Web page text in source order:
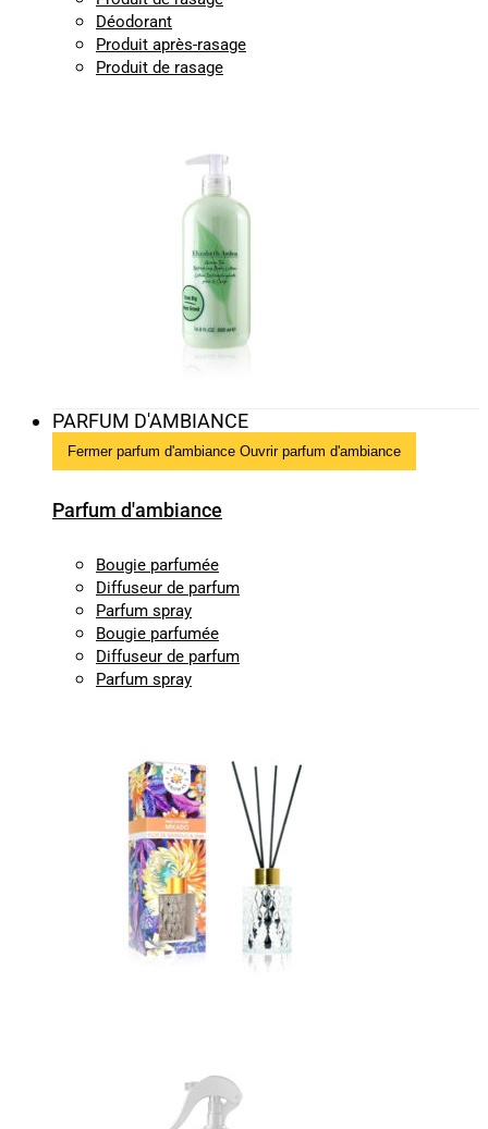
Déodorant
Produit après-rasage
Produit de rasage
PARFUM D'AMBIANCE
Fermer parfum d'ambiance Ouvrir parfum d'ambiance
Parfum d'ambiance
Bougie parfumée
Diffuseur de parfum
Parfum spray
Bougie parfumée
Diffuseur de parfum
Parfum spray